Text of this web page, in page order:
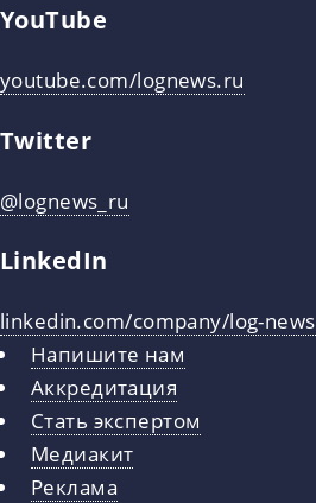
YouTube
youtube.com/lognews.ru
Twitter
@lognews_ru
LinkedIn
linkedin.com/company/log-news
Напишите нам
Аккредитация
Стать экспертом
Медиакит
Реклама